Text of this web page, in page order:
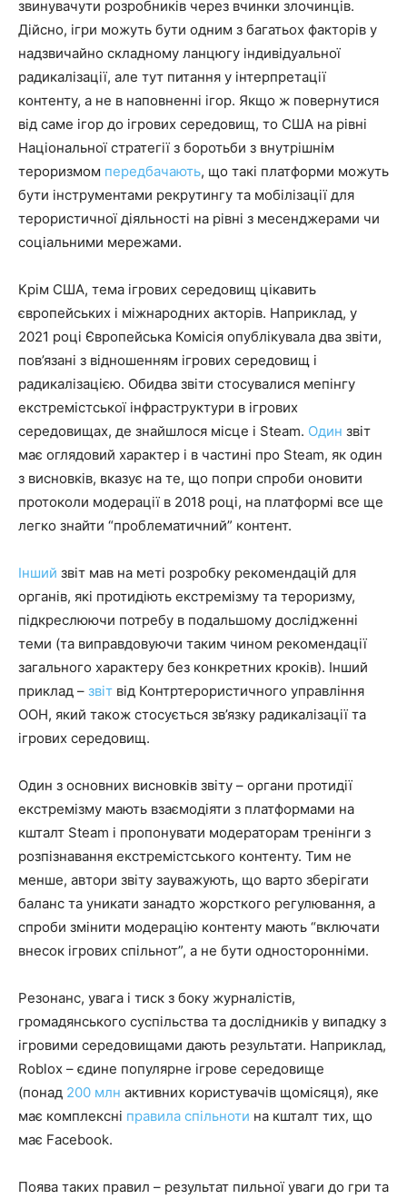
звинувачути розробників через вчинки злочинців.
Дійсно, ігри можуть бути одним з багатьох факторів у
надзвичайно складному ланцюгу індивідуальної
радикалізації, але тут питання у інтерпретації
контенту, а не в наповненні ігор. Якщо ж повернутися
від саме ігор до ігрових середовищ, то США на рівні
Національної стратегії з боротьби з внутрішнім
тероризмом передбачають, що такі платформи можуть
бути інструментами рекрутингу та мобілізації для
терористичної діяльності на рівні з месенджерами чи
соціальними мережами.
Крім США, тема ігрових середовищ цікавить
європейських і міжнародних акторів. Наприклад, у
2021 році Європейська Комісія опублікувала два звіти,
пов’язані з відношенням ігрових середовищ і
радикалізацією. Обидва звіти стосувалися мепінгу
екстремістської інфраструктури в ігрових
середовищах, де знайшлося місце і Steam. Один звіт
має оглядовий характер і в частині про Steam, як один
з висновків, вказує на те, що попри спроби оновити
протоколи модерації в 2018 році, на платформі все ще
легко знайти “проблематичний” контент.
Інший звіт мав на меті розробку рекомендацій для
органів, які протидіють екстремізму та тероризму,
підкреслюючи потребу в подальшому дослідженні
теми (та виправдовуючи таким чином рекомендації
загального характеру без конкретних кроків). Інший
приклад – звіт від Контртерористичного управління
ООН, який також стосується зв’язку радикалізації та
ігрових середовищ.
Один з основних висновків звіту – органи протидії
екстремізму мають взаємодіяти з платформами на
кшталт Steam і пропонувати модераторам тренінги з
розпізнавання екстремістського контенту. Тим не
менше, автори звіту зауважують, що варто зберігати
баланс та уникати занадто жорсткого регулювання, а
спроби змінити модерацію контенту мають “включати
внесок ігрових спільнот”, а не бути односторонніми.
Резонанс, увага і тиск з боку журналістів,
громадянського суспільства та дослідників у випадку з
ігровими середовищами дають результати. Наприклад,
Roblox – єдине популярне ігрове середовище
(понад 200 млн активних користувачів щомісяця), яке
має комплексні правила спільноти на кшталт тих, що
має Facebook.
Поява таких правил – результат пильної уваги до гри та